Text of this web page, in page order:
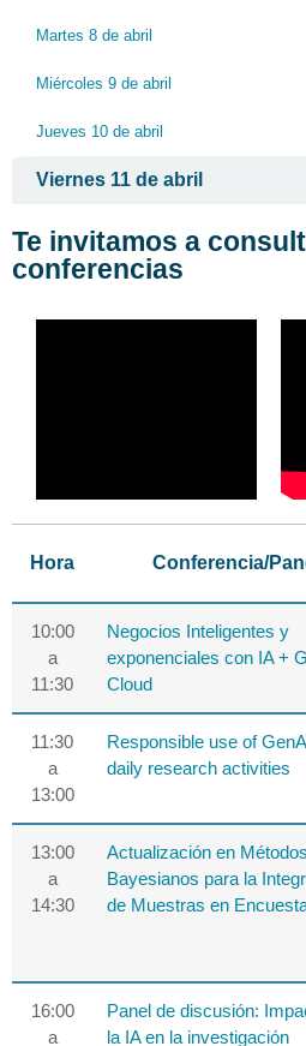
Martes 8 de abril
Miércoles 9 de abril
Jueves 10 de abril
Viernes 11 de abril
Te invitamos a
conferencias
Hora Conferencia/
10:00
a
11:30
Negocios Inteligentes y
exponenciales con IA +
Cloud
11:30
a
13:00
Responsible use of
daily research activities
13:00
a
14:30
Actualización en Métodos
Bayesianos para la
de Muestras en
16:00
a
Panel de discusión:
la IA en la investigación